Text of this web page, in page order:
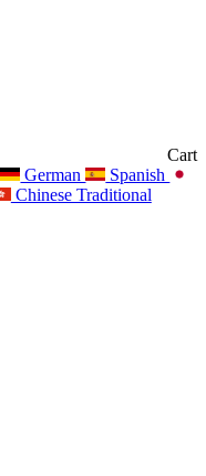
Cart
German
Spanish
Chinese Traditional